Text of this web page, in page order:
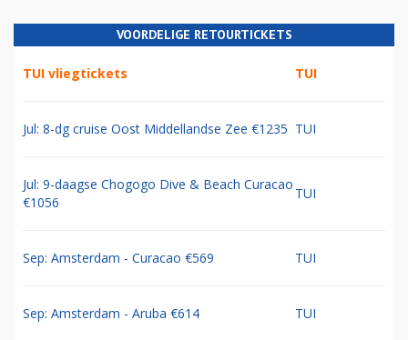
VOORDELIGE RETOURTICKETS
TUI vliegtickets TUI
Jul: 8-dg cruise Oost Middellandse Zee €1235 TUI
Jul: 9-daagse Chogogo Dive & Beach Curacao
€1056
TUI
Sep: Amsterdam - Curacao €569 TUI
Sep: Amsterdam - Aruba €614 TUI